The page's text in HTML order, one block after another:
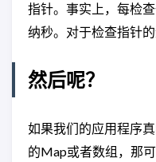
指针。事实上，每检
纳秒。对于检查指针
然后呢？
如果我们的应用程序
的Map或者数组，那